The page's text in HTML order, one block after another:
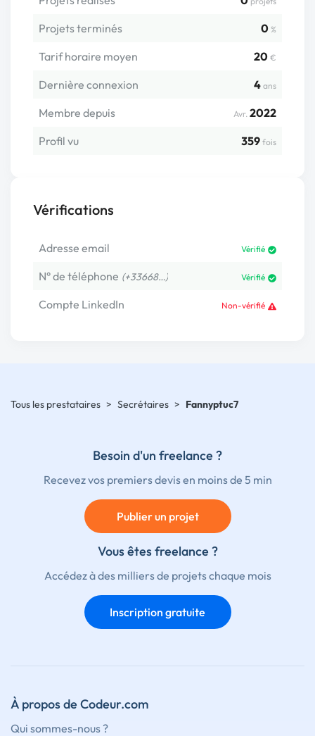
Projets terminés 0 %
Tarif horaire moyen 20 €
Dernière connexion 4 ans
Membre depuis Avr. 2022
Profil vu
359 fois
Vérifications
Adresse email Vérifié
N° de téléphone (+33668…) Vérifié
Compte LinkedIn Non-vérifié
Tous les prestataires > Secrétaires > Fannyptuc7
Besoin d'un freelance ?
Recevez vos premiers devis en moins de 5 min
Publier un projet
Vous êtes freelance ?
Accédez à des milliers de projets chaque mois
Inscription gratuite
À propos de Codeur.com
Qui sommes-nous ?